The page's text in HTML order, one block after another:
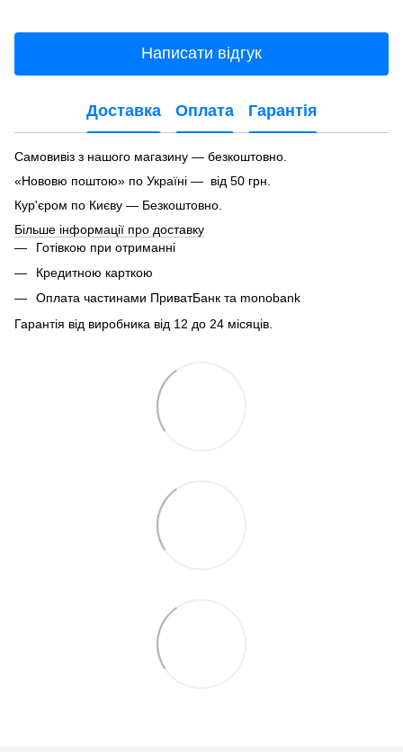
Написати відгук
Доставка Оплата Гарантія
Самовивіз з нашого магазину — безкоштовно.
«Нововю поштою» по Україні — від 50 грн.
Кур'єром по Києву — Безкоштовно.
Більше інформації про доставку
Готівкою при отриманні
Кредитною карткою
Оплата частинами ПриватБанк та monobank
Гарантія від виробника від 12 до 24 місяців.